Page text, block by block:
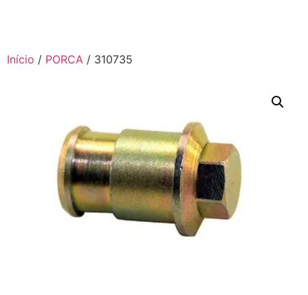
Início / PORCA / 310735